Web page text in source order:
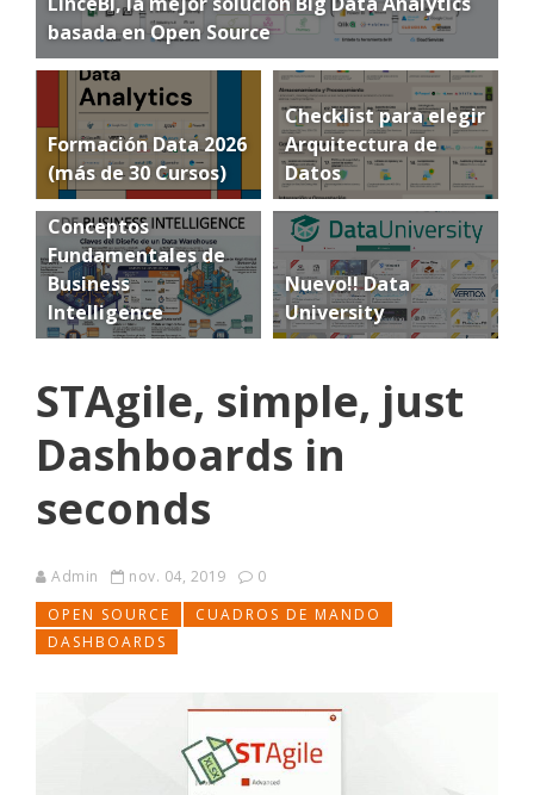
basada en Open Source
Formación Data 2026
(más de 30 Cursos)
Checklist para elegir
Arquitectura de
Datos
Conceptos
Fundamentales de
Business
Intelligence
Nuevo!! Data
University
STAgile, simple, just
Dashboards in
seconds
Admin nov. 04, 2019
0
OPEN SOURCE
CUADROS DE MANDO
DASHBOARDS